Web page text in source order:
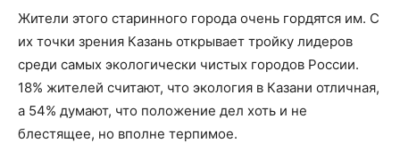
Жители этого старинного города очень гордятся им. С
их точки зрения Казань открывает тройку лидеров
среди самых экологически чистых городов России.
18% жителей считают, что экология в Казани отличная,
а 54% думают, что положение дел хоть и не
блестящее, но вполне терпимое.